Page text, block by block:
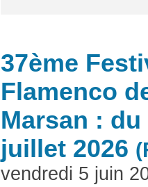
37ème
Flamenco
Marsan :
juillet 2026
vendredi 5 juin